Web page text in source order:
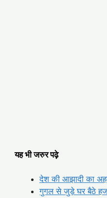
यह भी जरुर पढ़े
देश की आझादी का
गुगल से जुड़े घर बैठे